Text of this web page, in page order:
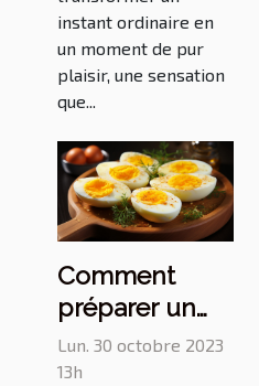
critères et
conseils
instant ordinaire en
un moment de pur
plaisir, une sensation
que...
Comment
préparer un
œuf à la
coque ?
Lun. 30 octobre 2023
13h